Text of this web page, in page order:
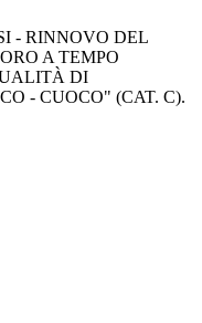
- RINNOVO DEL
A TEMPO
DI
- CUOCO" (CAT. C).